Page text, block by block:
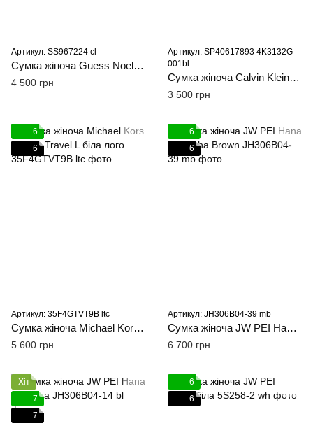
Артикул: SS967224 cl
Сумка жіноча Guess Noelle L чорна лого
4 500 грн
Артикул: SP40617893 4K3132G
001bl
Сумка жіноча Calvin Klein чорна SP40617893
3 500 грн
6
6
Артикул: 35F4GTVT9B ltc
Сумка жіноча Michael Kors Jet Set Travel L біла лого
5 600 грн
6
6
Артикул: JH306B04-39 mb
Сумка жіноча JW PEI Hana M Mocha Brown
6 700 грн
Хіт
7
7
6
6